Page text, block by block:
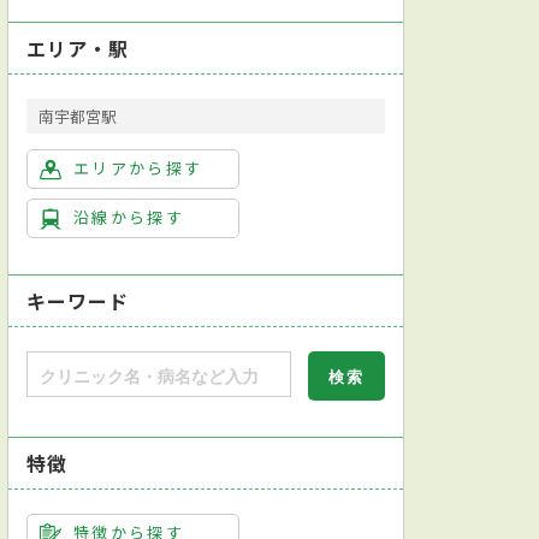
エリア・駅
南宇都宮駅
エリアから探す
沿線から探す
キーワード
特徴
特徴から探す